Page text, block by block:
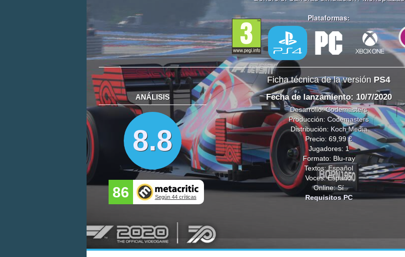
Plataformas:
Ficha técnica de la versión PS4
ANÁLISIS
8.8
86 Según 44 críticas
Fecha de lanzamiento: 10/7/2020
Desarrollo:Codemasters
Producción: Codemasters
Distribución: Koch Media
Precio: 69,99 €
Jugadores: 1
Formato: Blu-ray
Textos: Español
Voces: Español
Online: Sí
Requisitos PC